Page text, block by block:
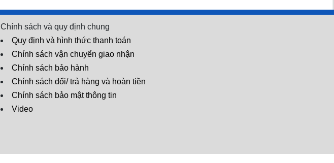
chắn bỏ được thuốc
đều giảm. Tôi cần dùng
Chính sách và quy định chung
Quy định và hình thức thanh toán
Chính sách vận chuyển giao nhận
Chính sách bảo hành
Chính sách đổi/ trả hàng và hoàn tiền
Chính sách bảo mật thông tin
Video